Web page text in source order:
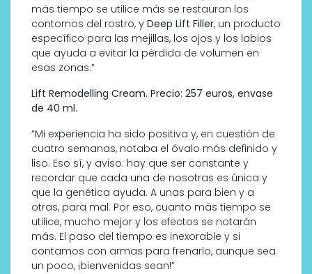
más tiempo se utilice más se restauran los
contornos del rostro, y Deep Lift Filler, un producto
específico para las mejillas, los ojos y los labios
que ayuda a evitar la pérdida de volumen en
esas zonas.”
Lift Remodelling Cream. Precio: 257 euros, envase
de 40 ml.
“Mi experiencia ha sido positiva y, en cuestión de
cuatro semanas, notaba el óvalo más definido y
liso. Eso sí, y aviso: hay que ser constante y
recordar que cada una de nosotras es única y
que la genética ayuda. A unas para bien y a
otras, para mal. Por eso, cuanto más tiempo se
utilice, mucho mejor y los efectos se notarán
más. El paso del tiempo es inexorable y si
contamos con armas para frenarlo, aunque sea
un poco, ¡bienvenidas sean!”